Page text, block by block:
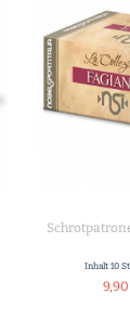
Inhalt10